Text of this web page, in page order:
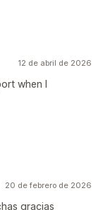
12 de abril de 2026
when I
20 de febrero de 2026
gracias